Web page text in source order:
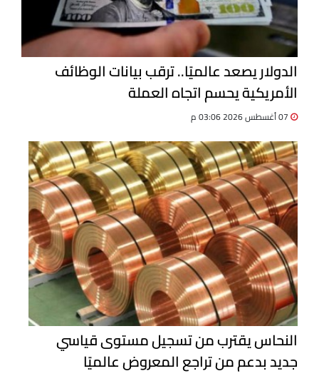
الدولار يصعد عالميًا.. ترقب بيانات الوظائف
الأمريكية يحسم اتجاه العملة
النحاس يقترب من تسجيل مستوى قياسي
جديد بدعم من تراجع المعروض عالميًا